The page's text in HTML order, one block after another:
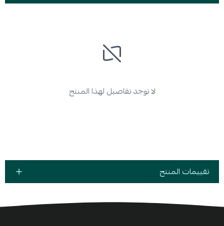
لا توجد تفاصيل لهذا المنتج
تقييمات المنتج